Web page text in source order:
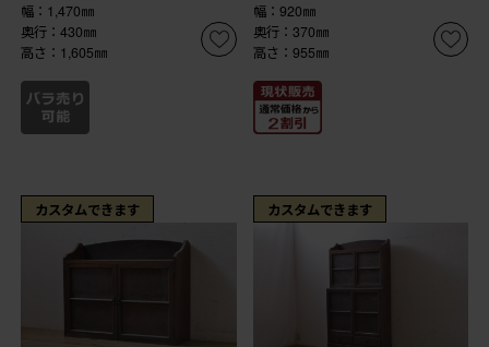
幅：1,470㎜
奥行：430㎜
高さ：1,605㎜
幅：920㎜
奥行：370㎜
高さ：955㎜
カスタムできます カスタムできます